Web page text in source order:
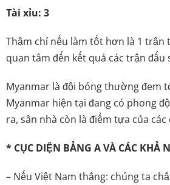
Tài xỉu: 3
Thậm chí nếu làm tốt hơn là 1 trận
quan tâm đến kết quả các trận
Myanmar là đội bóng thường đem
Myanmar hiện tại đang có phong
ra, sân nhà còn là điểm tựa của
* CỤC DIỆN BẢNG A VÀ CÁC KHẢ
– Nếu Việt Nam thắng: chúng ta